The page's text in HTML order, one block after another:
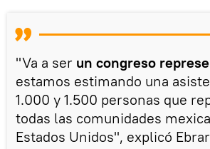
"Va a ser un congreso
estamos estimando una
1.000 y 1.500 personas que
todas las comunidades
Estados Unidos", explicó